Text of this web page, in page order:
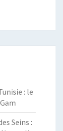
: le
Seins :